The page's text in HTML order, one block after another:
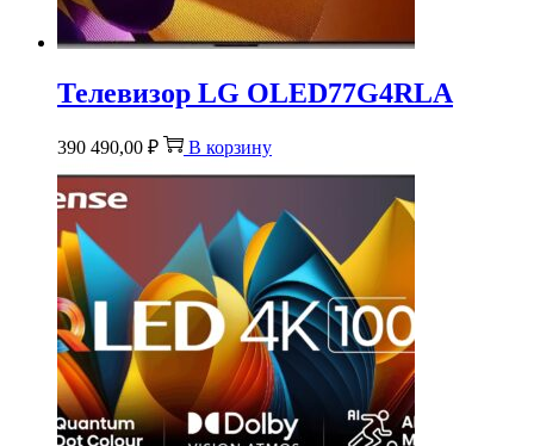
Телевизор LG OLED77G4RLA
390 490,00 ₽ В корзину